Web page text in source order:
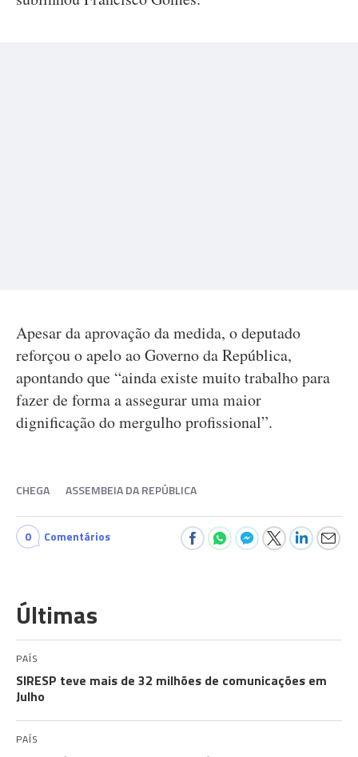
Apesar da aprovação da medida, o deputado
reforçou o apelo ao Governo da República,
apontando que “ainda existe muito trabalho para
fazer de forma a assegurar uma maior
dignificação do mergulho profissional”.
CHEGA ASSEMBEIA DA REPÚBLICA
0 Comentários
Últimas
PAÍS
SIRESP teve mais de 32 milhões de comunicações em
Julho
PAÍS